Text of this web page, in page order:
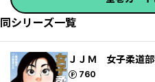
同シリーズ一覧
ＪＪＭ 女子柔道
760
ポイント